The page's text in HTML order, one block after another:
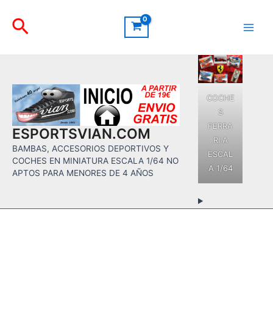
contenido
Buscar
ESPORTSVIAN.COM
BAMBAS, ACCESORIOS DEPORTIVOS Y
COCHES EN MINIATURA ESCALA 1/64 NO
APTOS PARA MENORES DE 4 AÑOS
COCHE
S
FERRA
RI A
ESCAL
A 1/64